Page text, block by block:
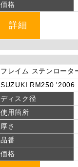
価格
詳細
フレイム ステンロータ
SUZUKI RM250
ディスク径
使用箇所
厚さ
品番
価格